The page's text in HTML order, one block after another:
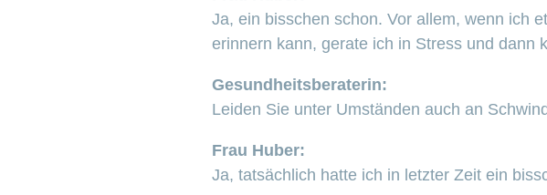
Ja, ein bisschen schon. Vor allem, wenn ich
erinnern kann, gerate ich in Stress und dann
Gesundheitsberaterin:
Leiden Sie unter Umständen auch an
Frau Huber:
Ja, tatsächlich hatte ich in letzter Zeit ein